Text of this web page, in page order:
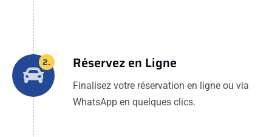
2. Réservez en Ligne
Finalisez votre réservation en ligne ou via
WhatsApp en quelques clics.